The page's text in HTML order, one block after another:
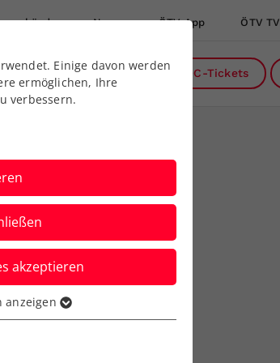
News ÖTV App ÖTV TV
Über uns FAQ DC-Tickets
bei
Einige davon werden
ermöglichen, Ihre
verbessern.
akzeptieren
Funktionen der
dass die Webseite
anzeigen